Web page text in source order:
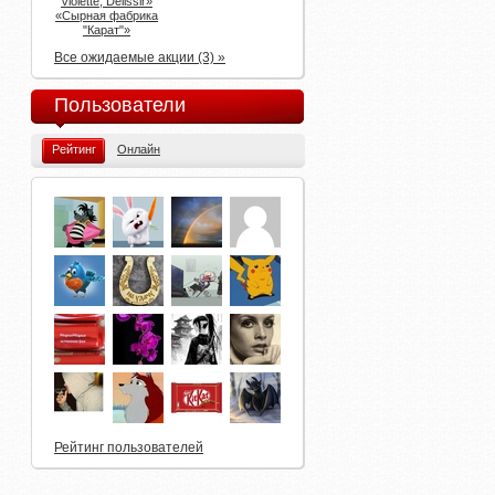
«Сырная фабрика
"Карат"»
Все ожидаемые акции (3) »
Пользователи
Рейтинг Онлайн
Рейтинг пользователей